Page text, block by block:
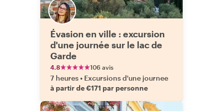
Évasion en ville : excursion
d'une journée sur le lac de
Garde
4.8 106 avis
7 heures• Excursions d'une journee
à partir de €171 par personne